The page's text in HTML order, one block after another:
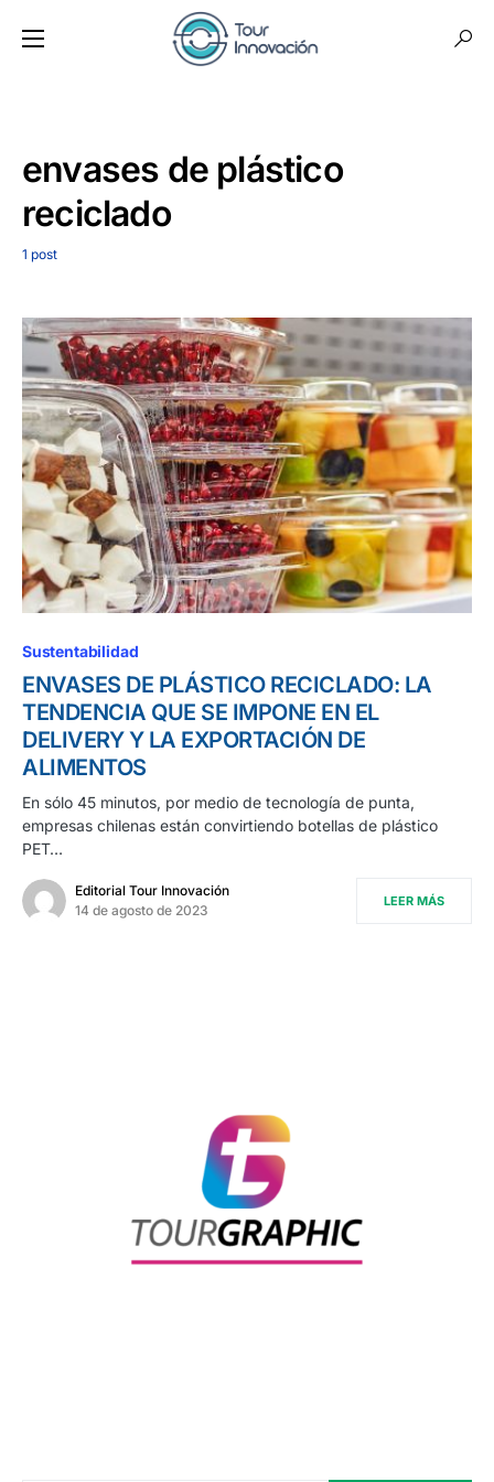
envases de plástico
reciclado
1 post
Sustentabilidad
ENVASES DE PLÁSTICO RECICLADO: LA
TENDENCIA QUE SE IMPONE EN EL
DELIVERY Y LA EXPORTACIÓN DE
ALIMENTOS
En sólo 45 minutos, por medio de tecnología de punta,
empresas chilenas están convirtiendo botellas de plástico
PET…
Editorial Tour Innovación
14 de agosto de 2023
LEER MÁS